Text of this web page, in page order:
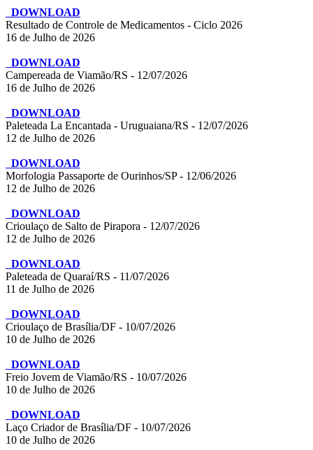
DOWNLOAD
Resultado de Controle de Medicamentos - Ciclo 2026
16 de Julho de 2026
DOWNLOAD
Campereada de Viamão/RS - 12/07/2026
16 de Julho de 2026
DOWNLOAD
Paleteada La Encantada - Uruguaiana/RS - 12/07/2026
12 de Julho de 2026
DOWNLOAD
Morfologia Passaporte de Ourinhos/SP - 12/06/2026
12 de Julho de 2026
DOWNLOAD
Crioulaço de Salto de Pirapora - 12/07/2026
12 de Julho de 2026
DOWNLOAD
Paleteada de Quaraí/RS - 11/07/2026
11 de Julho de 2026
DOWNLOAD
Crioulaço de Brasília/DF - 10/07/2026
10 de Julho de 2026
DOWNLOAD
Freio Jovem de Viamão/RS - 10/07/2026
10 de Julho de 2026
DOWNLOAD
Laço Criador de Brasília/DF - 10/07/2026
10 de Julho de 2026